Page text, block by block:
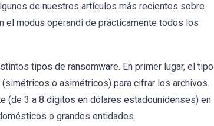
de nuestros artículos más recientes sobre
el modus operandi de prácticamente todos los
tipos de ransomware. En primer lugar, el tipo
o asimétricos) para cifrar los archivos.
(de 3 a 8 dígitos en dólares estadounidenses) en
o grandes entidades.